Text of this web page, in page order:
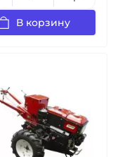
В корзину